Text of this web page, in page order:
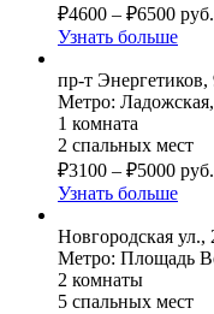
₽4600 – ₽6500
Узнать больше
пр-т Энергетиков,
Метро:
1 комната
2 спальных мест
₽3100 – ₽5000
Узнать больше
Новгородская ул.,
Метро: Площадь
2 комнаты
5 спальных мест